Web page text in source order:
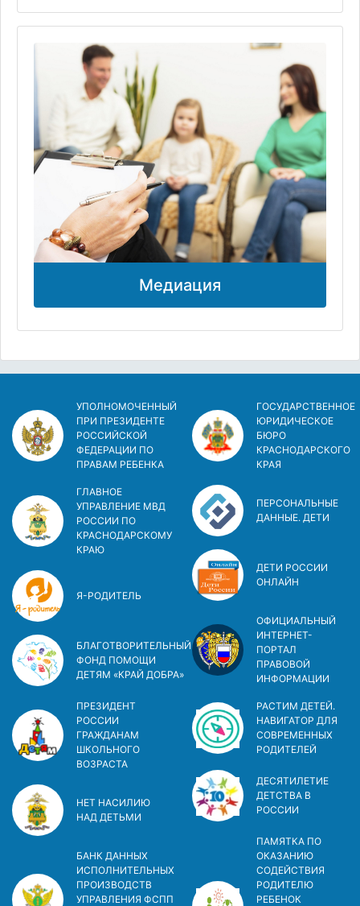
Медиация
УПОЛНОМОЧЕННЫЙ
ПРИ ПРЕЗИДЕНТЕ
РОССИЙСКОЙ
ФЕДЕРАЦИИ ПО
ПРАВАМ РЕБЕНКА
ГЛАВНОЕ
УПРАВЛЕНИЕ МВД
РОССИИ ПО
КРАСНОДАРСКОМУ
КРАЮ
Я-РОДИТЕЛЬ
БЛАГОТВОРИТЕЛЬНЫЙ
ФОНД ПОМОЩИ
ДЕТЯМ «КРАЙ ДОБРА»
ПРЕЗИДЕНТ
РОССИИ
ГРАЖДАНАМ
ШКОЛЬНОГО
ВОЗРАСТА
НЕТ НАСИЛИЮ
НАД ДЕТЬМИ
БАНК ДАННЫХ
ИСПОЛНИТЕЛЬНЫХ
ПРОИЗВОДСТВ
УПРАВЛЕНИЯ ФСПП
ГОСУДАРСТВЕННОЕ
ЮРИДИЧЕСКОЕ
БЮРО
КРАСНОДАРСКОГО
КРАЯ
ПЕРСОНАЛЬНЫЕ
ДАННЫЕ. ДЕТИ
ДЕТИ РОССИИ
ОНЛАЙН
ОФИЦИАЛЬНЫЙ
ИНТЕРНЕТ-
ПОРТАЛ
ПРАВОВОЙ
ИНФОРМАЦИИ
РАСТИМ ДЕТЕЙ.
НАВИГАТОР ДЛЯ
СОВРЕМЕННЫХ
РОДИТЕЛЕЙ
ДЕСЯТИЛЕТИЕ
ДЕТСТВА В
РОСCИИ
ПАМЯТКА ПО
ОКАЗАНИЮ
СОДЕЙСТВИЯ
РОДИТЕЛЮ
РЕБЕНОК